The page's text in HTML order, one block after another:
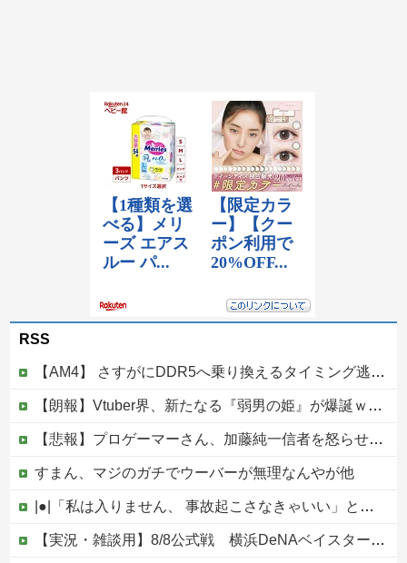
RSS
【AM4】 さすがにDDR5へ乗り換えるタイミング逃し感が半端ない
【朗報】Vtuber界、新たなる『弱男の姫』が爆誕ｗｗｗｗｗｗｗｗｗｗｗ
【悲報】プロゲーマーさん、加藤純一信者を怒らせてしまった結果、好き嫌い5位にwwwwwwww
すまん、マジのガチでウーバーが無理なんやが他
|●|「私は入りません、 事故起こさなきゃいい」と保険加入を勧められた推し活民が反発、保険代が勿体無いし事故起こしたとして……
【実況・雑談用】8/8公式戦 横浜DeNAベイスターズvs広島東洋カープ